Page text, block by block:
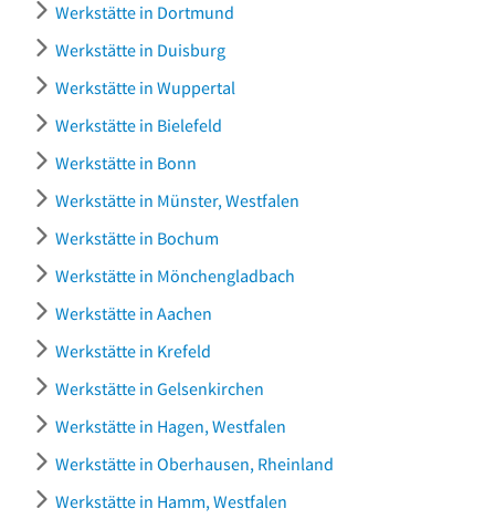
Werkstätte in Dortmund
Werkstätte in Duisburg
Werkstätte in Wuppertal
Werkstätte in Bielefeld
Werkstätte in Bonn
Werkstätte in Münster, Westfalen
Werkstätte in Bochum
Werkstätte in Mönchengladbach
Werkstätte in Aachen
Werkstätte in Krefeld
Werkstätte in Gelsenkirchen
Werkstätte in Hagen, Westfalen
Werkstätte in Oberhausen, Rheinland
Werkstätte in Hamm, Westfalen